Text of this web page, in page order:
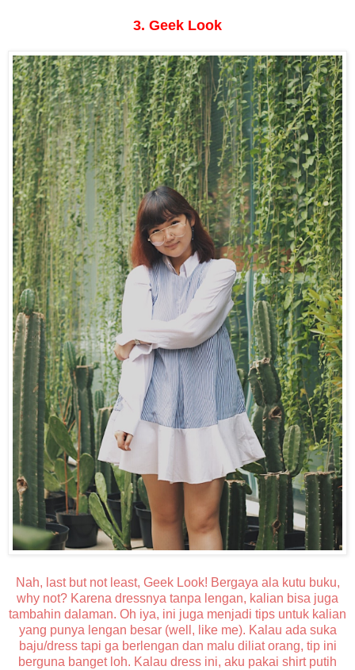
3. Geek Look
Nah, last but not least, Geek Look! Bergaya ala kutu buku,
why not? Karena dressnya tanpa lengan, kalian bisa juga
tambahin dalaman. Oh iya, ini juga menjadi tips untuk kalian
yang punya lengan besar (well, like me). Kalau ada suka
baju/dress tapi ga berlengan dan malu diliat orang, tip ini
berguna banget loh. Kalau dress ini, aku pakai shirt putih